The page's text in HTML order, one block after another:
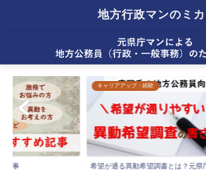
地方行政マンのミカ
記事
キャリアアップ・経験
希望が通る異動希望調書とは？元県